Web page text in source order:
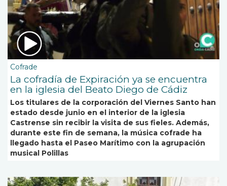
Cofrade
La cofradía de Expiración ya se encuentra
en la iglesia del Beato Diego de Cádiz
Los titulares de la corporación del Viernes Santo han
estado desde junio en el interior de la iglesia
Castrense sin recibir la visita de sus fieles. Además,
durante este fin de semana, la música cofrade ha
llegado hasta el Paseo Marítimo con la agrupación
musical Polillas